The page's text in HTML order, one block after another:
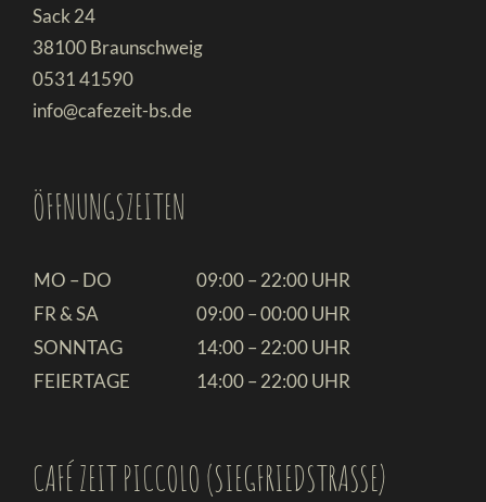
Sack 24
38100 Braunschweig
0531 41590
info@cafezeit-bs.de
ÖFFNUNGSZEITEN
MO – DO
09:00 – 22:00 UHR
FR & SA
09:00 – 00:00 UHR
SONNTAG
14:00 – 22:00 UHR
FEIERTAGE
14:00 – 22:00 UHR
CAFÉ ZEIT PICCOLO (SIEGFRIEDSTRASSE)